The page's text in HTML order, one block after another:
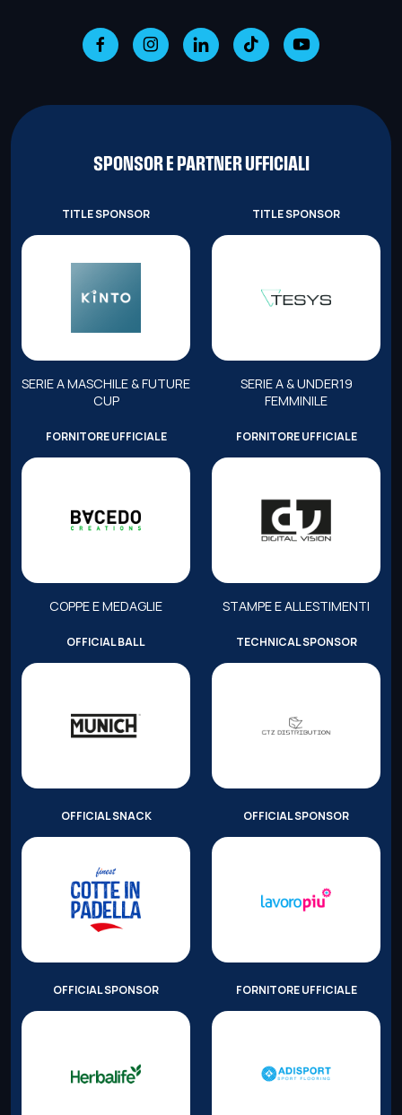
SPONSOR E PARTNER UFFICIALI
TITLE SPONSOR
SERIE A MASCHILE & FUTURE
CUP
TITLE SPONSOR
SERIE A & UNDER19
FEMMINILE
FORNITORE UFFICIALE
COPPE E MEDAGLIE
FORNITORE UFFICIALE
STAMPE E ALLESTIMENTI
OFFICIAL BALL TECHNICAL SPONSOR
OFFICIAL SNACK OFFICIAL SPONSOR
OFFICIAL SPONSOR FORNITORE UFFICIALE